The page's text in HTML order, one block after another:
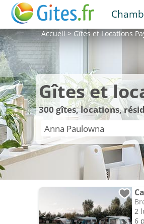
Accueil>Gîtes et Locations
Gîtes et
300 gîtes, locations,
2
6